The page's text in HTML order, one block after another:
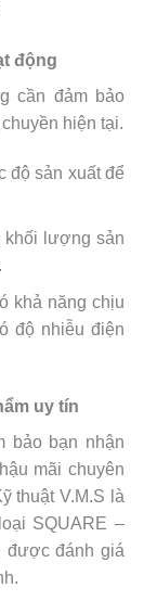
động
cần đảm bảo
hiện tại.
độ sản xuất để
lượng sản
khả năng chịu
độ nhiễu điện
uy tín
bảo bạn nhận
mãi chuyên
thuật V.M.S là
SQUARE –
được đánh giá